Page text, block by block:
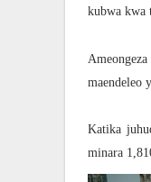
kubwa kwa
maendeleo
Katika
minara